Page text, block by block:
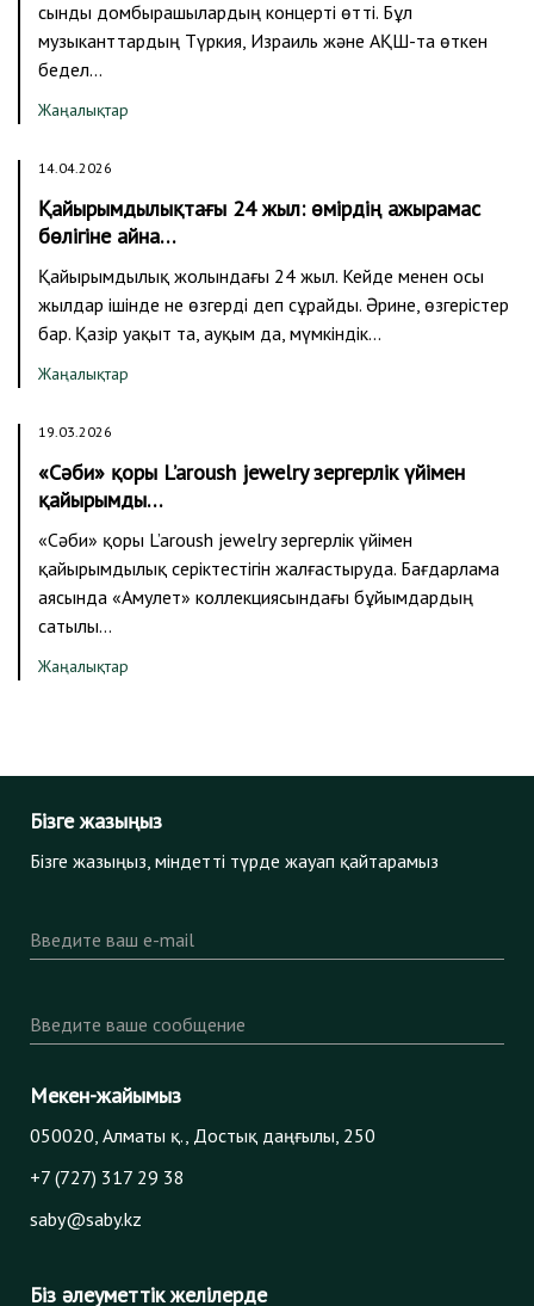
сынды домбырашылардың концерті өтті. Бұл
музыканттардың Түркия, Израиль және АҚШ-та өткен
бедел…
Жаңалықтар
14.04.2026
Қайырымдылықтағы 24 жыл: өмірдің ажырамас
бөлігіне айна…
Қайырымдылық жолындағы 24 жыл. Кейде менен осы
жылдар ішінде не өзгерді деп сұрайды. Әрине, өзгерістер
бар. Қазір уақыт та, ауқым да, мүмкіндік…
Жаңалықтар
19.03.2026
«Сәби» қоры L’aroush jewelry зергерлік үйімен
қайырымды…
«Сәби» қоры L’aroush jewelry зергерлік үйімен
қайырымдылық серіктестігін жалғастыруда. Бағдарлама
аясында «Амулет» коллекциясындағы бұйымдардың
сатылы…
Жаңалықтар
Бізге жазыңыз
Бізге жазыңыз, міндетті түрде жауап қайтарамыз
Введите ваш e-mail
Введите ваше сообщение
Мекен-жайымыз
050020, Алматы қ., Достық даңғылы, 250
+7 (727) 317 29 38
saby@saby.kz
Біз әлеуметтік желілерде